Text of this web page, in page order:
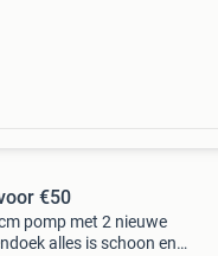
€50
pomp met 2 nieuwe
alles is schoon en